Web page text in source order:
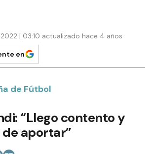
| 03:10 actualizado hace 4 años
en
de Fútbol
“Llego contento y
aportar”